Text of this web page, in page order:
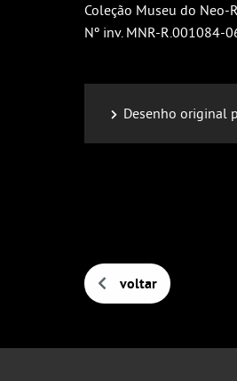
Coleção Museu do Neo-
Nº inv. MNR-R.001084-
Desenho original
voltar